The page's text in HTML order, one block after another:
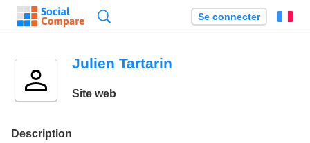
Se connecter
Julien Tartarin
Site web
Description